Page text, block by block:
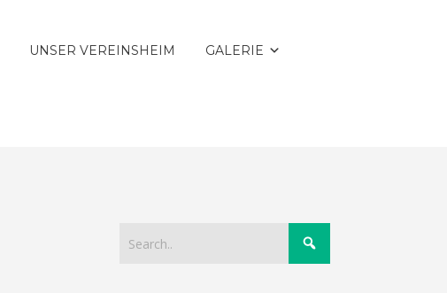
UNSER VEREINSHEIM GALERIE